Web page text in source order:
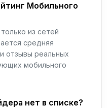
Мобильного
из сетей
средняя
отзывы реальных
мобильного
нет в списке?